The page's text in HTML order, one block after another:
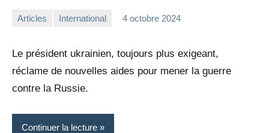
Articles International 4 octobre 2024
Le président ukrainien, toujours plus exigeant,
réclame de nouvelles aides pour mener la guerre
contre la Russie.
Continuer la lecture